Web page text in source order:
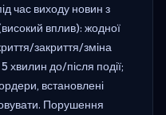
час виходу новин з
вплив): жодної
закриття/зміна
хвилин до/після події;
ордери, встановлені
Порушення